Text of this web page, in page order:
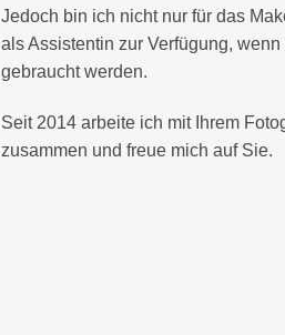
Jedoch bin ich nicht nur für das
als Assistentin zur Verfügung,
gebraucht werden.
Seit 2014 arbeite ich mit Ihrem
zusammen und freue mich auf Sie.